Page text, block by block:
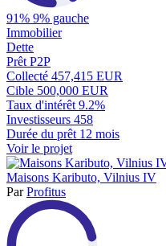
91% 9% gauche
Immobilier
Dette
Prêt P2P
Collecté 457,415 EUR
Cible 500,000 EUR
Taux d'intérêt 9.2%
Investisseurs 458
Durée du prêt 12 mois
Voir le projet
Maisons Kaributo, Vilnius IV
ParProfitus